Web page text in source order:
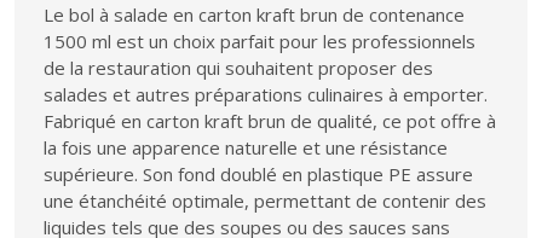
Le bol à salade en carton kraft brun de contenance
1500 ml est un choix parfait pour les professionnels
de la restauration qui souhaitent proposer des
salades et autres préparations culinaires à emporter.
Fabriqué en carton kraft brun de qualité, ce pot offre à
la fois une apparence naturelle et une résistance
supérieure. Son fond doublé en plastique PE assure
une étanchéité optimale, permettant de contenir des
liquides tels que des soupes ou des sauces sans